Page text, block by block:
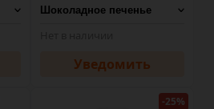
Уведомить
-25%